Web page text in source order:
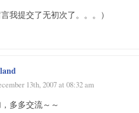
言我提交了无初次了。。。）
13th, 2007 at 08:32 am
多多交流～～